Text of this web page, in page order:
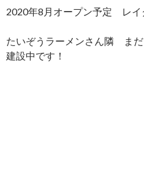
2020年8月オープン予定 レイ
たいぞうラーメンさん隣 ま
建設中です！